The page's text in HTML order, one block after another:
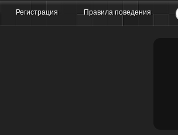
Регистрация Правила поведения